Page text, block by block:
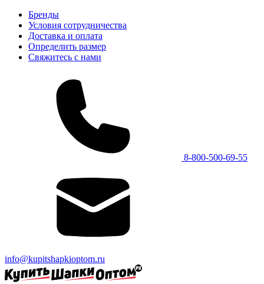
Бренды
Условия сотрудничества
Доставка и оплата
Определить размер
Свяжитесь с нами
8-800-500-69-55
info@kupitshapkioptom.ru